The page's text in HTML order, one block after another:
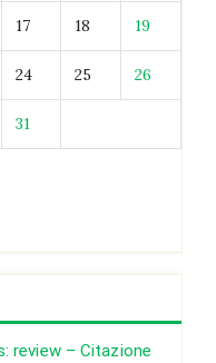
17 18 19
24 25 26
31
review – Citazione